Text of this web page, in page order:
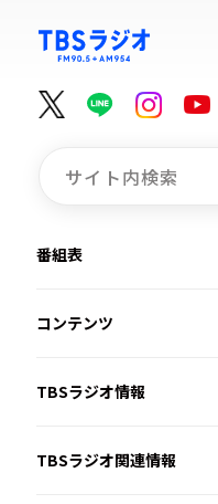
番組表
コンテンツ
TBSラジオ情報
TBSラジオ関連情報